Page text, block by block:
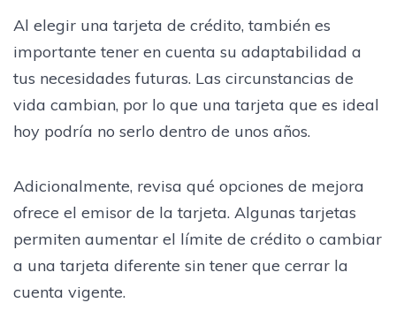
Al elegir una tarjeta de crédito, también es
importante tener en cuenta su adaptabilidad a
tus necesidades futuras. Las circunstancias de
vida cambian, por lo que una tarjeta que es ideal
hoy podría no serlo dentro de unos años.
Adicionalmente, revisa qué opciones de mejora
ofrece el emisor de la tarjeta. Algunas tarjetas
permiten aumentar el límite de crédito o cambiar
a una tarjeta diferente sin tener que cerrar la
cuenta vigente.